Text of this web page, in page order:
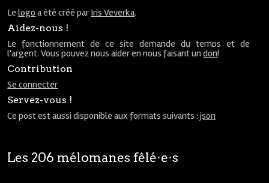
Lelogo a été créé par Iris Veverka.
Aidez-nous !
Le fonctionnement de ce site demande du temps et de
l'argent. Vous pouvez nous aider en nous faisant undon!
Contribution
Se connecter
Servez-vous !
Ce post est aussi disponible aux formats suivants :json
Les 206 mélomanes fêlé⋅e⋅s